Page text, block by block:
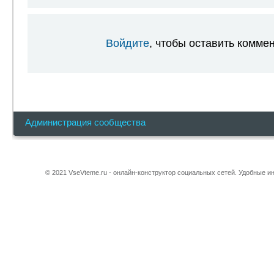
Войдите, чтобы оставить
Администрация сообщества
© 2021 VseVteme.ru - онлайн-конструктор социальных сетей. Удобные